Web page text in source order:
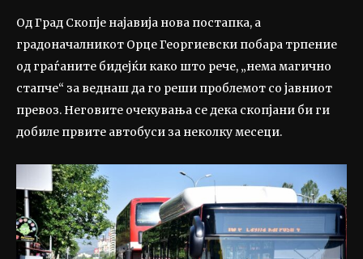
Од Град Скопје најавија нова постапка, а
градоначалникот Орце Георгиевски побара трпение
од граѓаните бидејќи како што рече, „нема магично
стапче“ за веднаш да го реши проблемот со јавниот
превоз. Неговите очекувања се дека скопјани би ги
добиле првите автобуси за неколку месеци.